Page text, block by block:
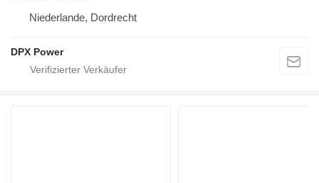
Niederlande, Dordrecht
DPX Power